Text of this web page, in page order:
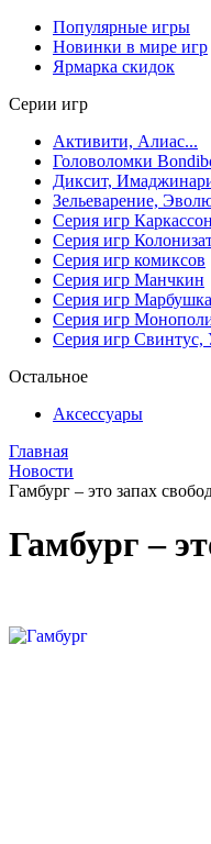
Популярные игры
Новинки в мире игр
Ярмарка скидок
Серии игр
Активити, Алиас...
Головоломки
Диксит,
Зельеварение,
Серия игр Каркассон
Серия игр
Серия игр комиксов
Серия игр Манчкин
Серия игр Марбушка
Серия игр
Серия игр Свинтус,
Остальное
Аксессуары
Главная
Новости
Гамбург – это запах
Гамбург –